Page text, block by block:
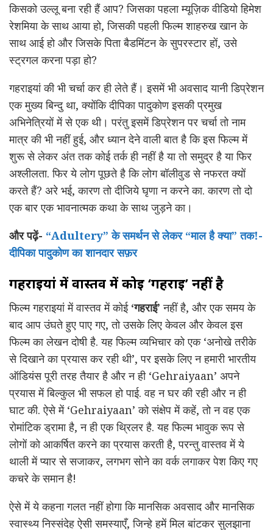
किसको उल्लू बना रही हैं आप? जिसका पहला म्यूज़िक वीडियो हिमेश
रेशमिया के साथ आया हो, जिसकी पहली फिल्म शाहरुख खान के
साथ आई हो और जिसके पिता बैडमिंटन के सुपरस्टार हों, उसे
स्ट्रगल करना पड़ा हो?
गहराइयां की भी चर्चा कर ही लेते हैं। इसमें भी अवसाद यानी डिप्रेशन
एक मुख्य बिन्दु था, क्योंकि दीपिका पादुकोण इसकी प्रमुख
अभिनेत्रियों में से एक थी। परंतु इसमें डिप्रेशन पर चर्चा तो नाम
मात्र की भी नहीं हुई, और ध्यान देने वाली बात है कि इस फिल्म में
शुरू से लेकर अंत तक कोई तर्क ही नहीं है या तो समुद्र है या फिर
अश्लीलता. फिर ये लोग पूछते है कि लोग बॉलीवुड से नफरत क्यों
करते हैं? अरे भई, कारण तो दीजिये घृणा न करने का. कारण तो दो
एक बार एक भावनात्मक कथा के साथ जुड़ने का।
और पढ़ें- “Adultery” के समर्थन से लेकर “माल है क्या” तक!-
दीपिका पादुकोण का शानदार सफ़र
गहराइयां में वास्तव में कोई ‘गहराई’ नहीं है
फिल्म गहराइयां में वास्तव में कोई ‘गहराई’ नहीं है, और एक समय के
बाद आप उंघते हुए पाए गए, तो उसके लिए केवल और केवल इस
फिल्म का लेखन दोषी है. यह फिल्म व्यभिचार को एक ‘अनोखे तरीके
से दिखाने का प्रयास कर रही थी’, पर इसके लिए न हमारी भारतीय
ऑडियंस पूरी तरह तैयार है और न ही ‘Gehraiyaan’ अपने
प्रयास में बिल्कुल भी सफल हो पाई. वह न घर की रही और न ही
घाट की. ऐसे में ‘Gehraiyaan’ को संक्षेप में कहें, तो न वह एक
रोमांटिक ड्रामा है, न ही एक थ्रिलर है. यह फिल्म भावुक रूप से
लोगों को आकर्षित करने का प्रयास करती है, परन्तु वास्तव में ये
थाली में प्यार से सजाकर, लगभग सोने का वर्क लगाकर पेश किए गए
कचरे के समान है!
ऐसे में ये कहना गलत नहीं होगा कि मानसिक अवसाद और मानसिक
स्वास्थ्य निस्संदेह ऐसी समस्याएँ, जिन्हे हमें मिल बांटकर सुलझाना